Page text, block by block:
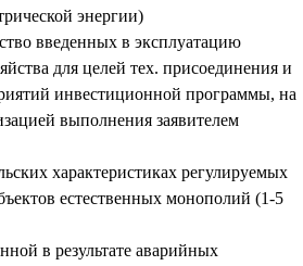
энергии)
введенных в эксплуатацию
для целей тех. присоединения и
инвестиционной программы, на
выполнения заявителем
характеристиках регулируемых
естественных монополий (1-5
в результате аварийных